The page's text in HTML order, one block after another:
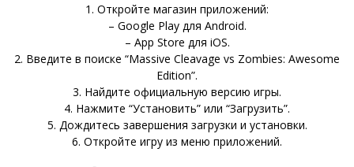
1. Откройте магазин приложений:
– Google Play для Android.
– App Store для iOS.
2. Введите в поиске “Massive Cleavage vs Zombies: Awesome
Edition”.
3. Найдите официальную версию игры.
4. Нажмите “Установить” или “Загрузить”.
5. Дождитесь завершения загрузки и установки.
6. Откройте игру из меню приложений.